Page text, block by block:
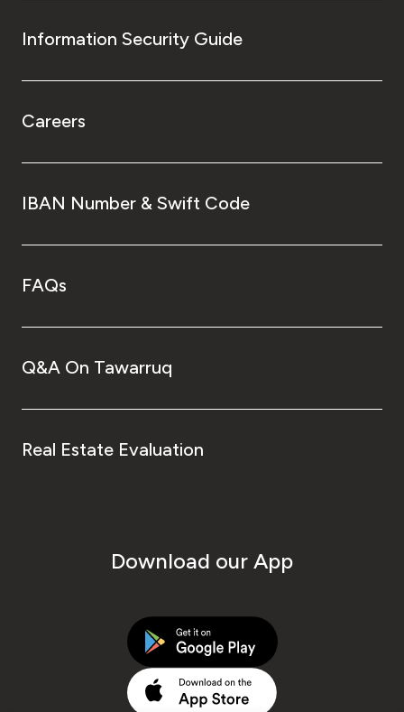
Information Security Guide
Careers
IBAN Number & Swift Code
FAQs
Q&A On Tawarruq
Real Estate Evaluation
Download our App